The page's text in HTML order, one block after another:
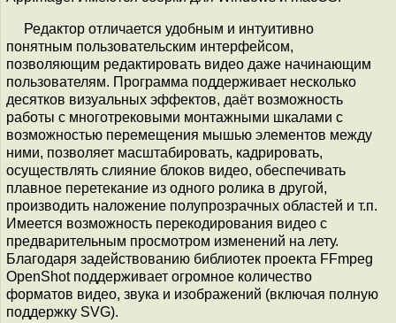
Редактор отличается удобным и интуитивно
понятным пользовательским интерфейсом,
позволяющим редактировать видео даже начинающим
пользователям. Программа поддерживает несколько
десятков визуальных эффектов, даёт возможность
работы с многотрековыми монтажными шкалами с
возможностью перемещения мышью элементов между
ними, позволяет масштабировать, кадрировать,
осуществлять слияние блоков видео, обеспечивать
плавное перетекание из одного ролика в другой,
производить наложение полупрозрачных областей и т.п.
Имеется возможность перекодирования видео с
предварительным просмотром изменений на лету.
Благодаря задействованию библиотек проекта FFmpeg
OpenShot поддерживает огромное количество
форматов видео, звука и изображений (включая полную
поддержку SVG).